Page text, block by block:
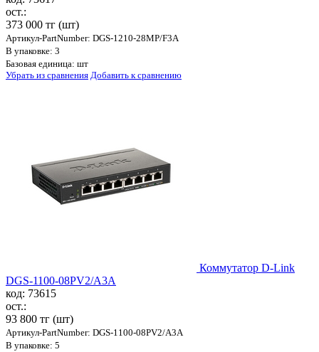
ост.:
373 000 тг (шт)
Артикул-PartNumber: DGS-1210-28MP/F3A
В упаковке: 3
Базовая единица: шт
Убрать из сравнения Добавить к сравнению
Коммутатор D-Link
DGS-1100-08PV2/A3A
код: 73615
ост.:
93 800 тг (шт)
Артикул-PartNumber: DGS-1100-08PV2/A3A
В упаковке: 5